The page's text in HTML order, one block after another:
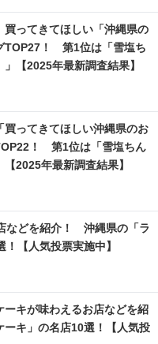
買ってきてほしい「沖縄県の
TOP27！ 第1位は「雪塩ち
【2025年最新調査結果】
買ってきてほしい沖縄県のお
！ 第1位は「雪塩ちん
2025年最新調査結果】
などを紹介！ 沖縄県の「ラ
【人気投票実施中】
ーキが味わえるお店などを紹
キ」の名店10選！【人気投